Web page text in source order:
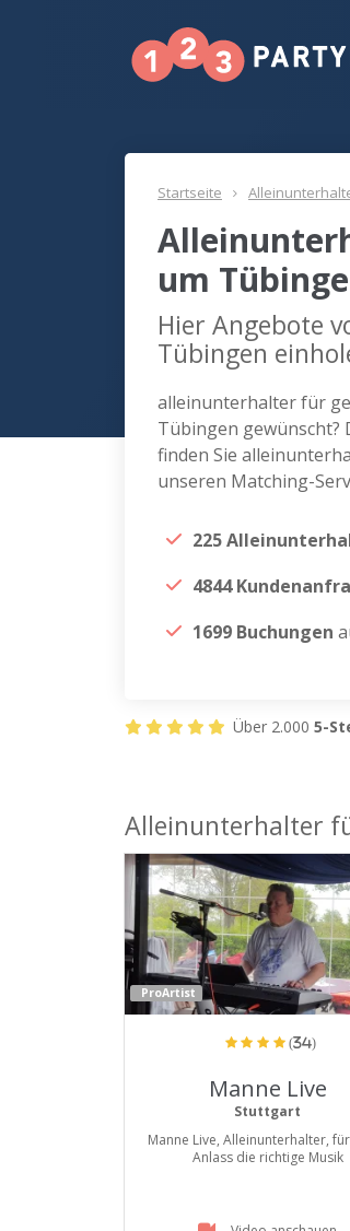
Startseite
um
Hier Angebote
Tübingen
alleinunterhalter für
Tübingen gewünscht?
finden Sie
unseren Matching-
225
4844
1699 Buchungen
Über 2.000 5-
Alleinunterhalter
ProArtist
(34)
Manne Live
Stuttgart
Manne Live, Alleinunterhalter,
Anlass die richtige Musik